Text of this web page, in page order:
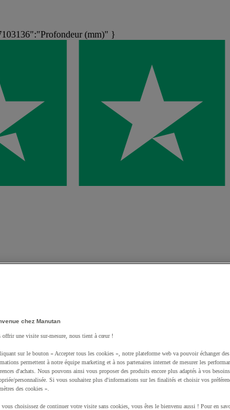
(mm)" }
ajouté un produit à votre panier :
chez Manutan
offrir une visite sur-mesure, nous tient à cœur !
sur le bouton « Accepter tous les cookies », notre plateforme web va pouvoir échanger
permettent à notre équipe marketing et à nos partenaires internet de mesurer les
d'achats. Nous pouvons ainsi vous proposer des produits encore plus adaptés à vos
personnalisée. Si vous souhaitez plus d'informations sur les finalités et choisir vos
des cookies ».
choisissez de continuer votre visite sans cookies, vous êtes le bienvenu aussi ! Pour en